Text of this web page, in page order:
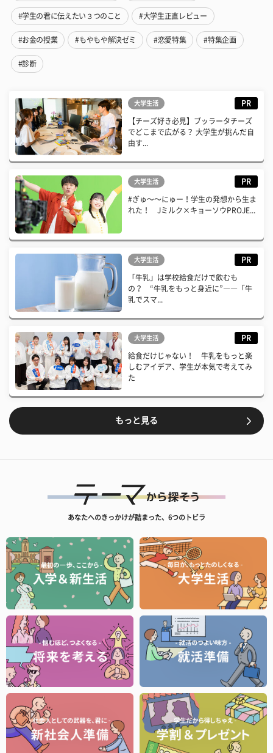
#学生の君に伝えたい３つのこと #大学生正直レビュー
#お金の授業 #もやもや解決ゼミ #恋愛特集 #特集企画
#診断
大学生活 PR
【チーズ好き必見】ブッラータチーズ
でどこまで広がる？ 大学生が挑んだ自
由す...
大学生活 PR
#ぎゅ〜〜にゅー！学生の発想から生ま
れた！ Jミルク×キョーソウPROJE...
大学生活 PR
「牛乳」は学校給食だけで飲むも
の？ “牛乳をもっと身近に”――「牛
乳でスマ...
大学生活 PR
給食だけじゃない！ 牛乳をもっと楽
しむアイデア、学生が本気で考えてみ
た
もっと見る
あなたへのきっかけが詰まった、6つのトビラ